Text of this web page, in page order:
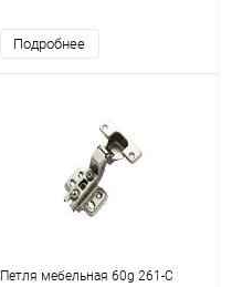
Подробнее
Петля мебельная 60g 261-C